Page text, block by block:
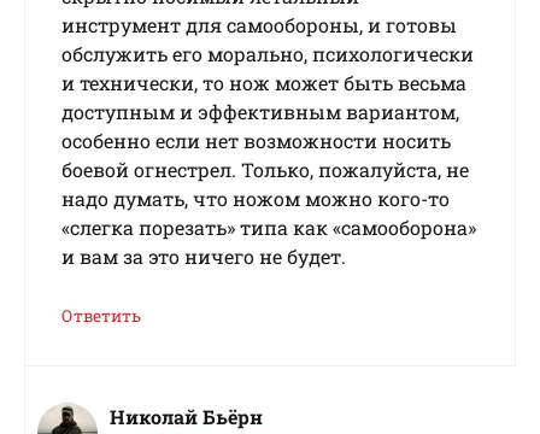
инструмент для самообороны, и готовы
обслужить его морально, психологически
и технически, то нож может быть весьма
доступным и эффективным вариантом,
особенно если нет возможности носить
боевой огнестрел. Только, пожалуйста, не
надо думать, что ножом можно кого-то
«слегка порезать» типа как «самооборона»
и вам за это ничего не будет.
Ответить
Николай Бьёрн